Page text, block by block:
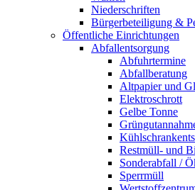
Niederschriften
Bürgerbeteiligung &
Öffentliche Einrichtungen
Abfallentsorgung
Abfuhrtermine
Abfallberatung
Altpapier und
Elektroschrott
Gelbe Tonne
Restmüll- und
Sonderabfall /
Sperrmüll